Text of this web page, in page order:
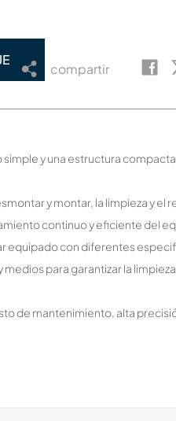
compartir
y una estructura
y montar, la limpieza y el
continuo y eficiente del
equipado con diferentes
para garantizar la
de mantenimiento, alta